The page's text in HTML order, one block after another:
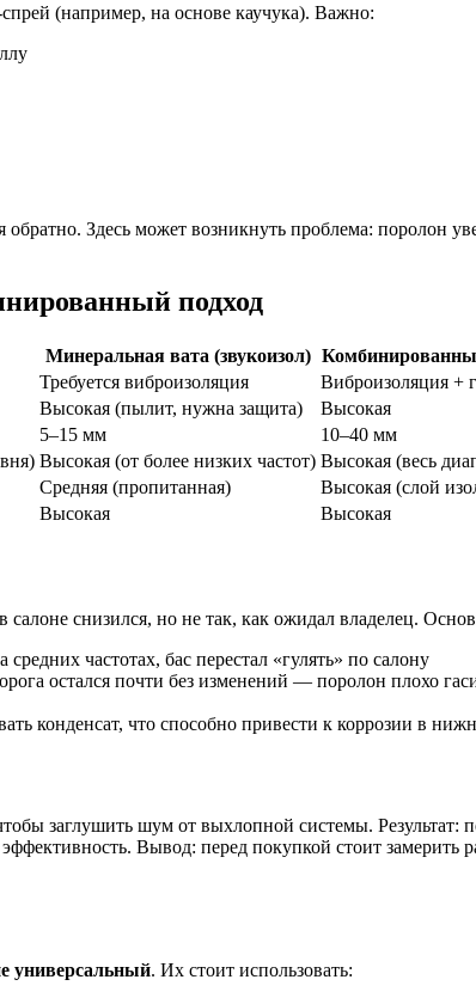
(например, на основе каучука). Важно:
Здесь может возникнуть проблема: поролон
подход
Минеральная вата (звукоизол)
Требуется виброизоляция
Виброизоляция +
Высокая (пылит, нужна защита)
Высокая
5–15 мм
10–40 мм
Высокая (от более низких частот) Высокая (весь
Средняя (пропитанная)
Высокая (слой
Высокая Высокая
снизился, но не так, как ожидал владелец.
частотах, бас перестал «гулять» по салону
остался почти без изменений — поролон плохо
конденсат, что способно привести к коррозии в
заглушить шум от выхлопной системы. Результат:
Вывод: перед покупкой стоит
универсальный. Их стоит использовать: